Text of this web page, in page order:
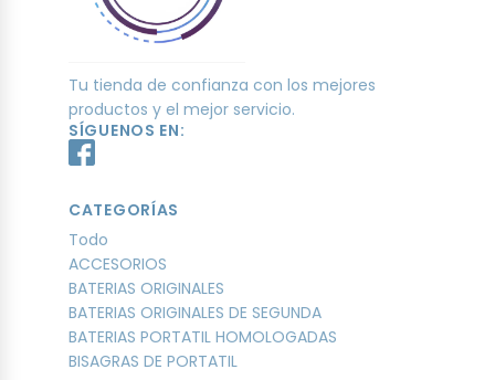
Tu tienda de confianza con los mejores
productos y el mejor servicio.
SÍGUENOS EN:
CATEGORÍAS
Todo
ACCESORIOS
BATERIAS ORIGINALES
BATERIAS ORIGINALES DE SEGUNDA
BATERIAS PORTATIL HOMOLOGADAS
BISAGRAS DE PORTATIL